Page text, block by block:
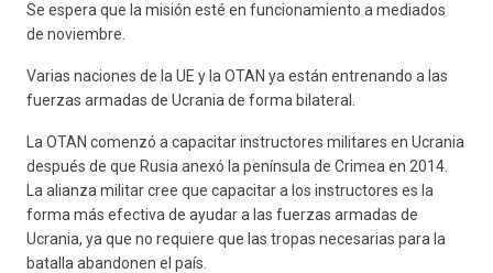
Se espera que la misión esté en funcionamiento a mediados
de noviembre.
Varias naciones de la UE y la OTAN ya están entrenando a las
fuerzas armadas de Ucrania de forma bilateral.
La OTAN comenzó a capacitar instructores militares en Ucrania
después de que Rusia anexó la península de Crimea en 2014.
La alianza militar cree que capacitar a los instructores es la
forma más efectiva de ayudar a las fuerzas armadas de
Ucrania, ya que no requiere que las tropas necesarias para la
batalla abandonen el país.